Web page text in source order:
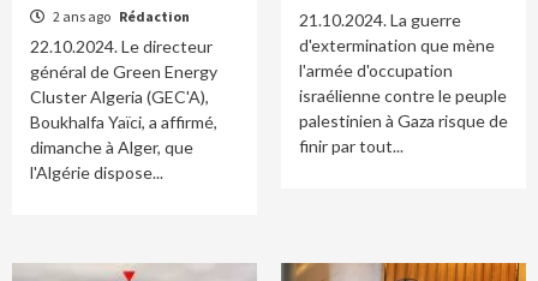
2 ans ago Rédaction
22.10.2024. Le directeur
général de Green Energy
Cluster Algeria (GEC'A),
Boukhalfa Yaïci, a affirmé,
dimanche à Alger, que
l'Algérie dispose...
21.10.2024. La guerre
d'extermination que mène
l'armée d'occupation
israélienne contre le peuple
palestinien à Gaza risque de
finir par tout...